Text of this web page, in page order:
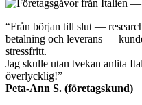
“Från början till slut —
betalning och leverans —
stressfritt.
Jag skulle utan tvekan anlita
överlycklig!”
Peta-Ann S. (företagskund)